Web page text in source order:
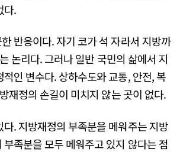
다.
반응이다. 자기 코가 석 자라서 지방까
논리다. 그러나 일반 국민의 삶에서 지
인 변수다. 상하수도와 교통, 안전, 복
재정의 손길이 미치지 않는 곳이 없다.
다. 지방재정의 부족분을 메워주는 지방
족분을 모두 메워주고 있지 않다는 점